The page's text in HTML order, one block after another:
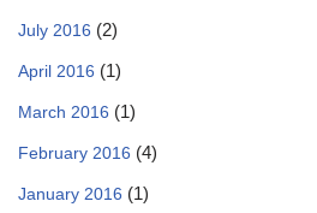
July 2016 (2)
April 2016 (1)
March 2016 (1)
February 2016 (4)
January 2016 (1)